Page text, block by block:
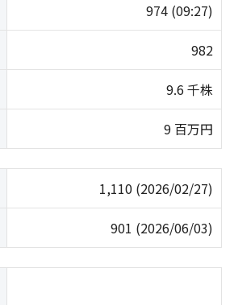
974 (09:27)
982
9.6 千株
9 百万円
1,110 (2026/02/27)
901 (2026/06/03)